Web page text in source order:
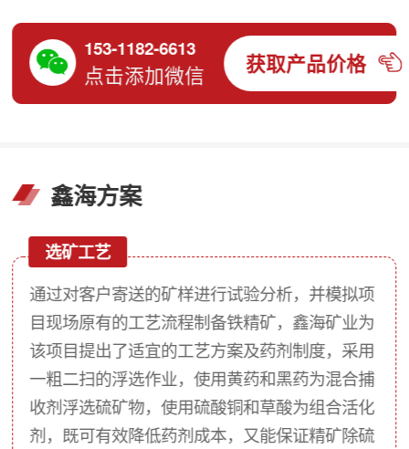
153-1182-6613
点击添加微信 获取产品价格
鑫海方案
选矿工艺
通过对客户寄送的矿样进行试验分析，并模拟项
目现场原有的工艺流程制备铁精矿，鑫海矿业为
该项目提出了适宜的工艺方案及药剂制度，采用
一粗二扫的浮选作业，使用黄药和黑药为混合捕
收剂浮选硫矿物，使用硫酸铜和草酸为组合活化
剂，既可有效降低药剂成本，又能保证精矿除硫